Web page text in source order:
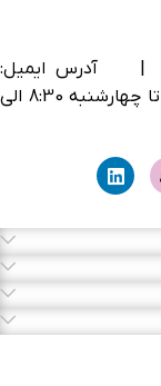
آدرس ایمیل:
| ساعات کاری : شنبه تا چهارشنبه 8:30 الی